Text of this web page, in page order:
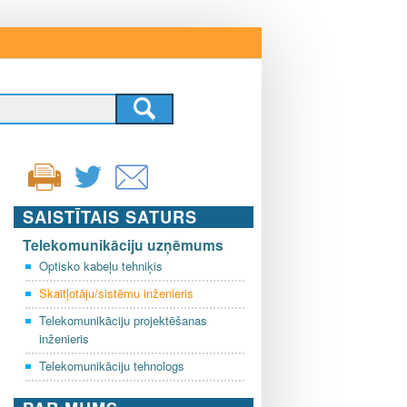
SAISTĪTAIS SATURS
Telekomunikāciju uzņēmums
Optisko kabeļu tehniķis
Skaitļotāju/sistēmu inženieris
Telekomunikāciju projektēšanas
inženieris
Telekomunikāciju tehnologs